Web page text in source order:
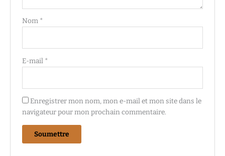
Nom *
E-mail *
Enregistrer mon nom, mon e-mail et mon site dans le
navigateur pour mon prochain commentaire.